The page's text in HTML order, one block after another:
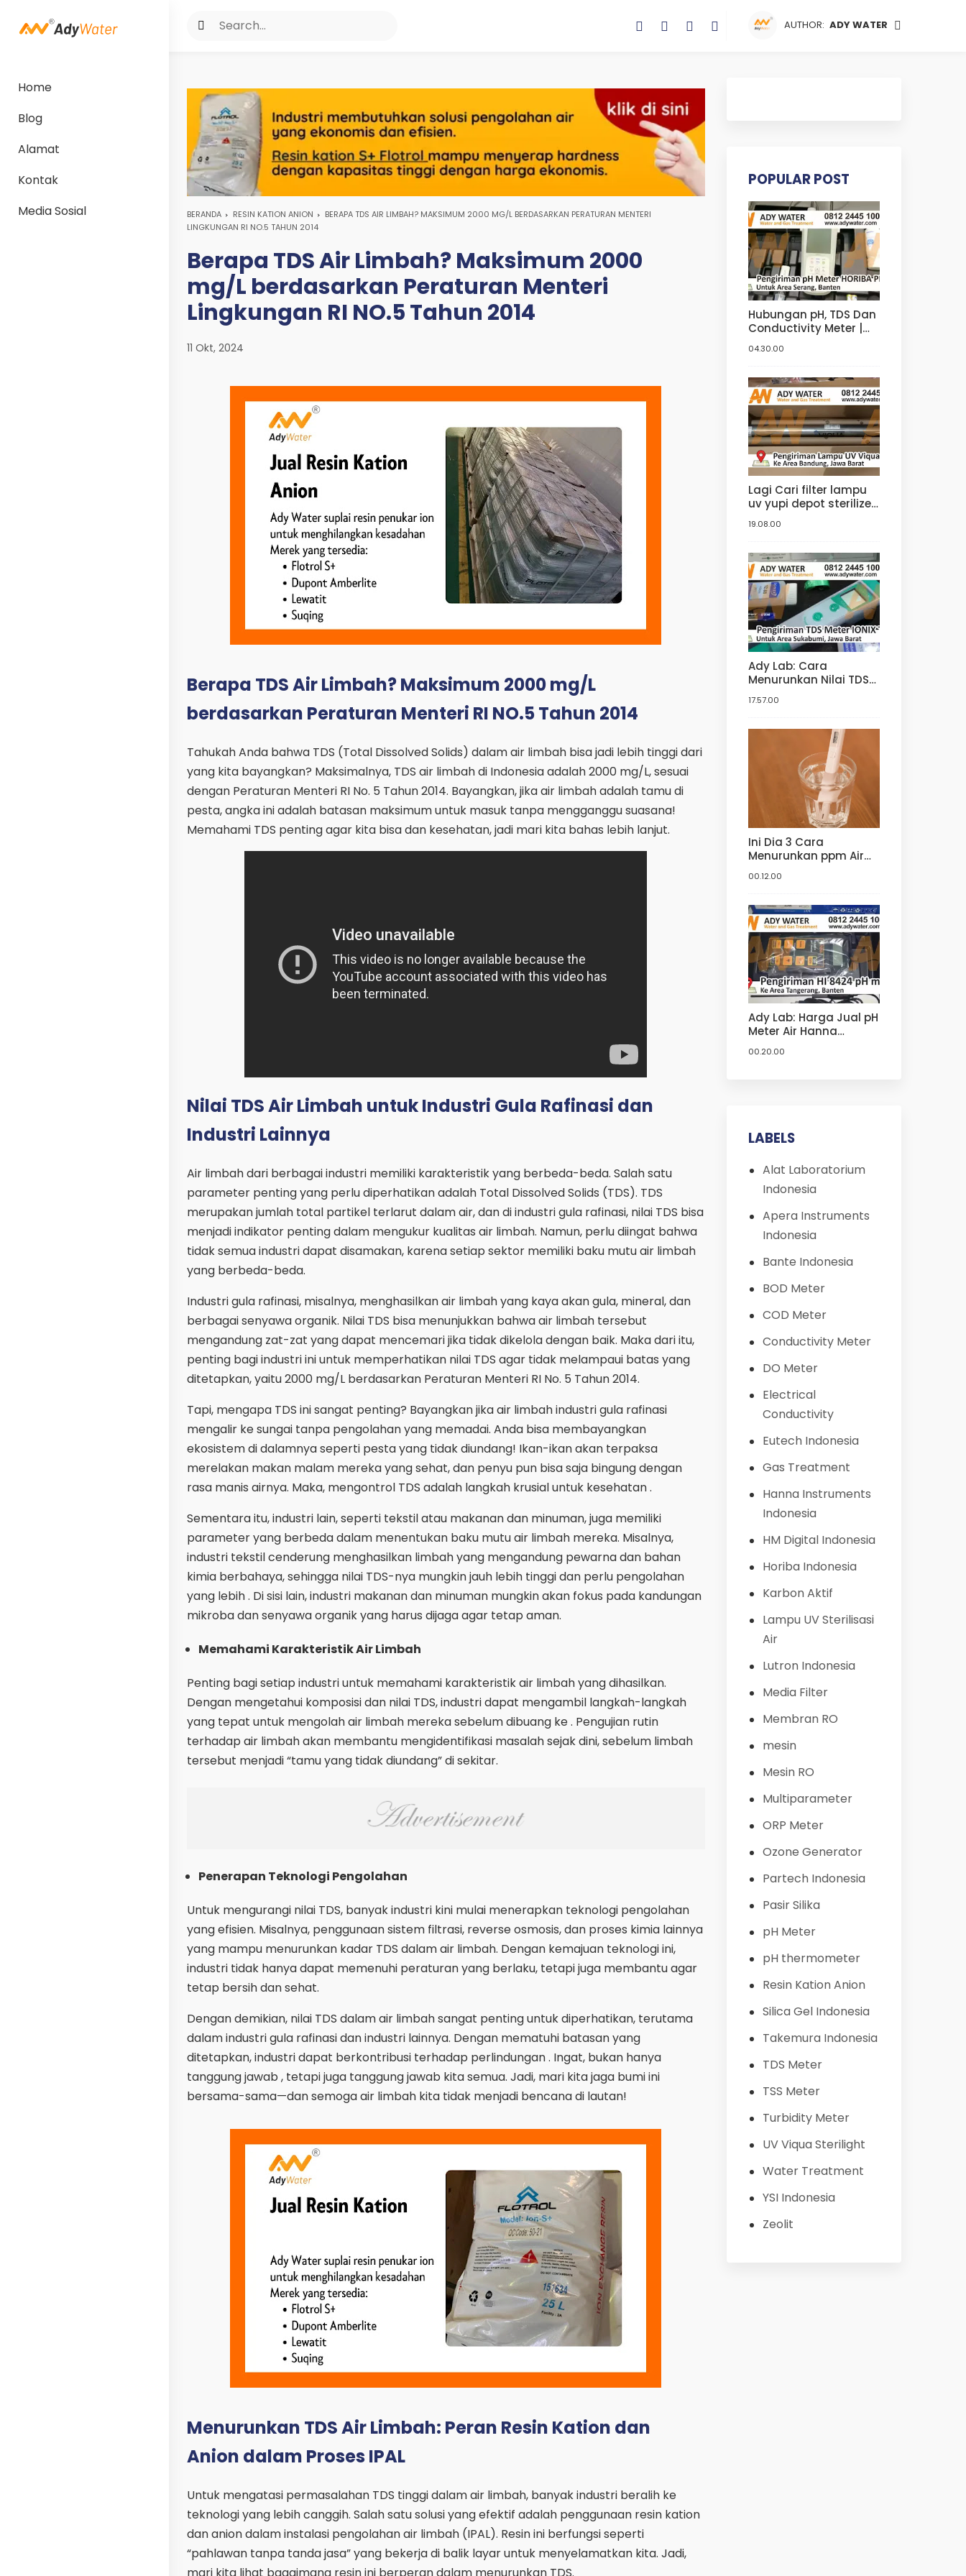
AUTHOR: ADY WATER
Home
Blog
Alamat
Kontak
Media Sosial
BERANDA RESIN KATION ANION
BERAPA TDS AIR LIMBAH? MAKSIMUM 2000 MG/L BERDASARKAN PERATURAN MENTERI
LINGKUNGAN RI NO.5 TAHUN 2014
Berapa TDS Air Limbah? Maksimum 2000
mg/L berdasarkan Peraturan Menteri
Lingkungan RI NO.5 Tahun 2014
11 Okt, 2024
Berapa TDS Air Limbah? Maksimum 2000 mg/L
berdasarkan Peraturan Menteri RI NO.5 Tahun 2014
Tahukah Anda bahwa TDS (Total Dissolved Solids) dalam air limbah bisa jadi lebih tinggi dari
yang kita bayangkan? Maksimalnya, TDS air limbah di Indonesia adalah 2000 mg/L, sesuai
dengan Peraturan Menteri RI No. 5 Tahun 2014. Bayangkan, jika air limbah adalah tamu di
pesta, angka ini adalah batasan maksimum untuk masuk tanpa mengganggu suasana!
Memahami TDS penting agar kita bisa dan kesehatan, jadi mari kita bahas lebih lanjut.
Nilai TDS Air Limbah untuk Industri Gula Rafinasi dan
Industri Lainnya
Air limbah dari berbagai industri memiliki karakteristik yang berbeda-beda. Salah satu
parameter penting yang perlu diperhatikan adalah Total Dissolved Solids (TDS). TDS
merupakan jumlah total partikel terlarut dalam air, dan di industri gula rafinasi, nilai TDS bisa
menjadi indikator penting dalam mengukur kualitas air limbah. Namun, perlu diingat bahwa
tidak semua industri dapat disamakan, karena setiap sektor memiliki baku mutu air limbah
yang berbeda-beda.
Industri gula rafinasi, misalnya, menghasilkan air limbah yang kaya akan gula, mineral, dan
berbagai senyawa organik. Nilai TDS bisa menunjukkan bahwa air limbah tersebut
mengandung zat-zat yang dapat mencemari jika tidak dikelola dengan baik. Maka dari itu,
penting bagi industri ini untuk memperhatikan nilai TDS agar tidak melampaui batas yang
ditetapkan, yaitu 2000 mg/L berdasarkan Peraturan Menteri RI No. 5 Tahun 2014.
Tapi, mengapa TDS ini sangat penting? Bayangkan jika air limbah industri gula rafinasi
mengalir ke sungai tanpa pengolahan yang memadai. Anda bisa membayangkan
ekosistem di dalamnya seperti pesta yang tidak diundang! Ikan-ikan akan terpaksa
merelakan makan malam mereka yang sehat, dan penyu pun bisa saja bingung dengan
rasa manis airnya. Maka, mengontrol TDS adalah langkah krusial untuk kesehatan .
Sementara itu, industri lain, seperti tekstil atau makanan dan minuman, juga memiliki
parameter yang berbeda dalam menentukan baku mutu air limbah mereka. Misalnya,
industri tekstil cenderung menghasilkan limbah yang mengandung pewarna dan bahan
kimia berbahaya, sehingga nilai TDS-nya mungkin jauh lebih tinggi dan perlu pengolahan
yang lebih . Di sisi lain, industri makanan dan minuman mungkin akan fokus pada kandungan
mikroba dan senyawa organik yang harus dijaga agar tetap aman.
Memahami Karakteristik Air Limbah
Penting bagi setiap industri untuk memahami karakteristik air limbah yang dihasilkan.
Dengan mengetahui komposisi dan nilai TDS, industri dapat mengambil langkah-langkah
yang tepat untuk mengolah air limbah mereka sebelum dibuang ke . Pengujian rutin
terhadap air limbah akan membantu mengidentifikasi masalah sejak dini, sebelum limbah
tersebut menjadi “tamu yang tidak diundang” di sekitar.
Penerapan Teknologi Pengolahan
Untuk mengurangi nilai TDS, banyak industri kini mulai menerapkan teknologi pengolahan
yang efisien. Misalnya, penggunaan sistem filtrasi, reverse osmosis, dan proses kimia lainnya
yang mampu menurunkan kadar TDS dalam air limbah. Dengan kemajuan teknologi ini,
industri tidak hanya dapat memenuhi peraturan yang berlaku, tetapi juga membantu agar
tetap bersih dan sehat.
Dengan demikian, nilai TDS dalam air limbah sangat penting untuk diperhatikan, terutama
dalam industri gula rafinasi dan industri lainnya. Dengan mematuhi batasan yang
ditetapkan, industri dapat berkontribusi terhadap perlindungan . Ingat, bukan hanya
tanggung jawab , tetapi juga tanggung jawab kita semua. Jadi, mari kita jaga bumi ini
bersama-sama—dan semoga air limbah kita tidak menjadi bencana di lautan!
Menurunkan TDS Air Limbah: Peran Resin Kation dan
Anion dalam Proses IPAL
Untuk mengatasi permasalahan TDS tinggi dalam air limbah, banyak industri beralih ke
teknologi yang lebih canggih. Salah satu solusi yang efektif adalah penggunaan resin kation
dan anion dalam instalasi pengolahan air limbah (IPAL). Resin ini berfungsi seperti
“pahlawan tanpa tanda jasa” yang bekerja di balik layar untuk menyelamatkan kita. Jadi,
POPULAR POST
Hubungan pH, TDS Dan
Conductivity Meter |
Meter di Bandung.
Jakarta
04.30.00
Lagi Cari filter lampu
uv yupi depot sterilizer
? Ke ady water saja,
distributor yupi lampu
sterilizer dengan
harga uv sterilizer
terbaik
19.08.00
Ady Lab: Cara
Menurunkan Nilai TDS
Meter | Harga TDS
Hidroponik | Digital
17.57.00
Ini Dia 3 Cara
Menurunkan ppm Air
Water Jual Media Filter
00.12.00
Ady Lab: Harga Jual pH
Meter Air Hanna
Termurah | Harga Jual
00.20.00
LABELS
Alat Laboratorium
Indonesia
Apera Instruments
Indonesia
Bante Indonesia
BOD Meter
COD Meter
Conductivity Meter
DO Meter
Electrical
Conductivity
Eutech Indonesia
Gas Treatment
Hanna Instruments
Indonesia
HM Digital Indonesia
Horiba Indonesia
Karbon Aktif
Lampu UV Sterilisasi
Air
Lutron Indonesia
Media Filter
Membran RO
mesin
Mesin RO
Multiparameter
ORP Meter
Ozone Generator
Partech Indonesia
Pasir Silika
pH Meter
pH thermometer
Resin Kation Anion
Silica Gel Indonesia
Takemura Indonesia
TDS Meter
TSS Meter
Turbidity Meter
UV Viqua Sterilight
Water Treatment
YSI Indonesia
Zeolit